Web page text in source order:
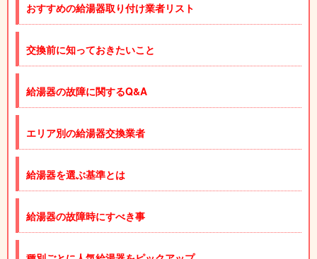
おすすめの給湯器取り付け業者リスト
交換前に知っておきたいこと
給湯器の故障に関するQ&A
エリア別の給湯器交換業者
給湯器を選ぶ基準とは
給湯器の故障時にすべき事